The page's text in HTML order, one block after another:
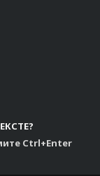
Ctrl+Enter